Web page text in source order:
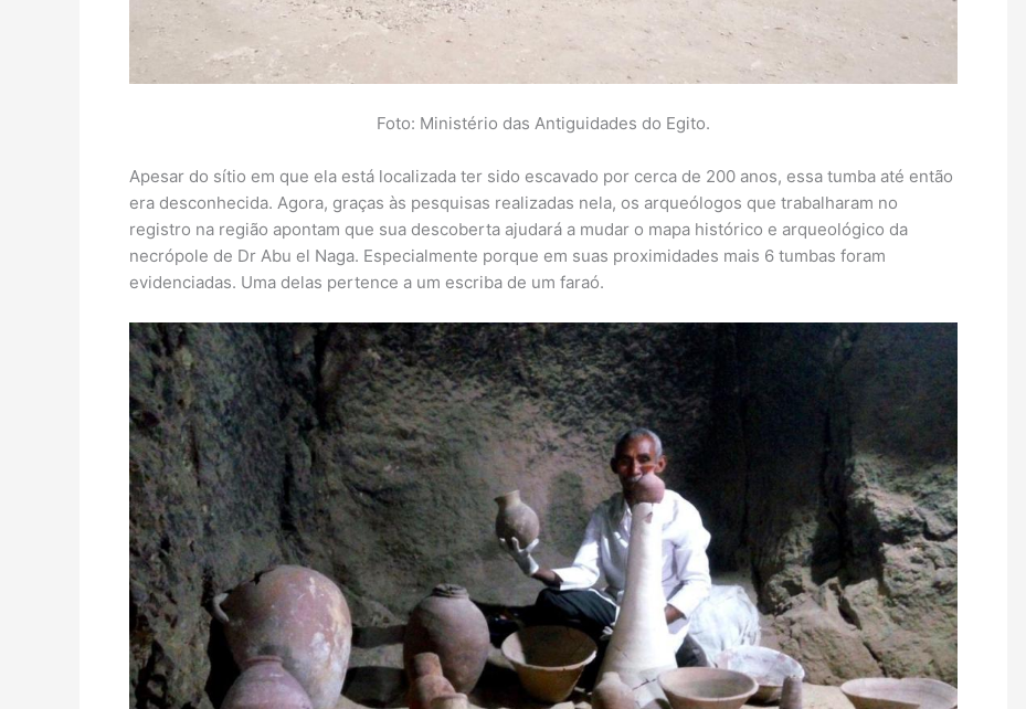
Foto: Ministério das Antiguidades do Egito.
Apesar do sítio em que ela está localizada ter sido escavado por cerca de 200 anos, essa tumba até então
era desconhecida. Agora, graças às pesquisas realizadas nela, os arqueólogos que trabalharam no
registro na região apontam que sua descoberta ajudará a mudar o mapa histórico e arqueológico da
necrópole de Dr Abu el Naga. Especialmente porque em suas proximidades mais 6 tumbas foram
evidenciadas. Uma delas pertence a um escriba de um faraó.